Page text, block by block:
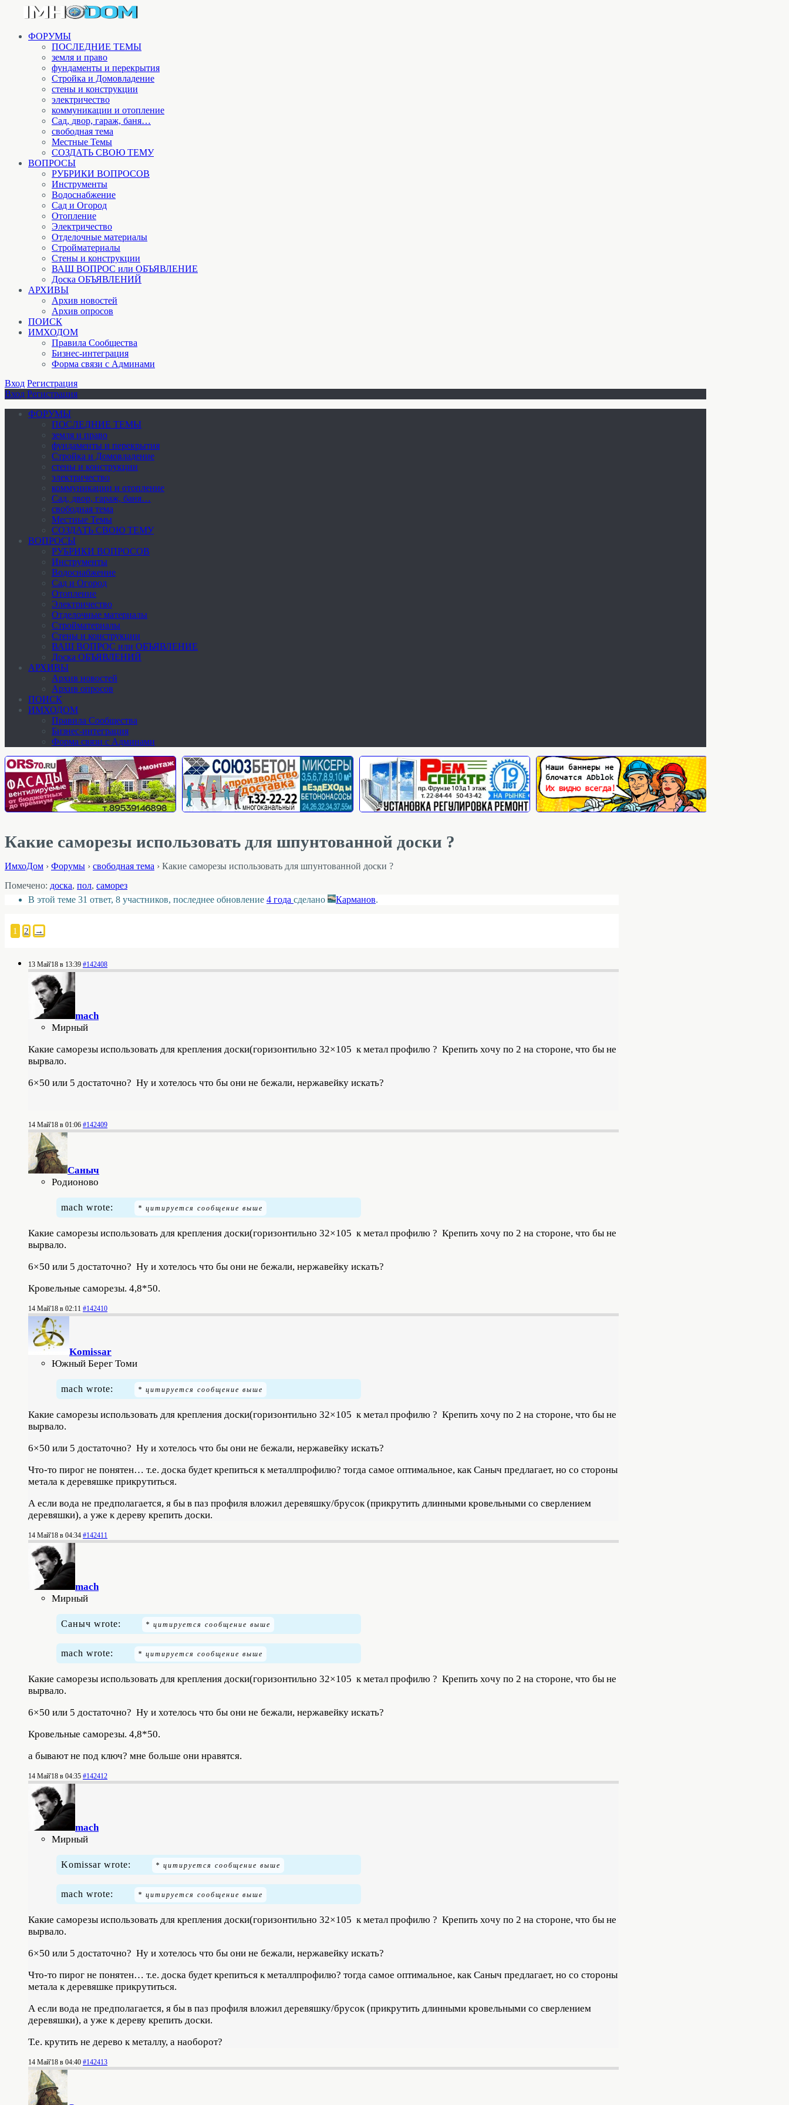
ФОРУМЫ
ПОСЛЕДНИЕ ТЕМЫ
земля и право
фундаменты и перекрытия
Стройка и Домовладение
стены и конструкции
электричество
коммуникации и отопление
Cад, двор, гараж, баня…
свободная тема
Местные Темы
СОЗДАТЬ СВОЮ ТЕМУ
ВОПРОСЫ
РУБРИКИ ВОПРОСОВ
Инструменты
Водоснабжение
Сад и Огород
Отопление
Электричество
Отделочные материалы
Стройматериалы
Стены и конструкции
ВАШ ВОПРОС или ОБЪЯВЛЕНИЕ
Доска ОБЪЯВЛЕНИЙ
АРХИВЫ
Архив новостей
Архив опросов
ПОИСК
ИМХОДОМ
Правила Сообщества
Бизнес-интеграция
Форма связи с Админами
Вход Регистрация
Вход Регистрация
ФОРУМЫ
ПОСЛЕДНИЕ ТЕМЫ
земля и право
фундаменты и перекрытия
Стройка и Домовладение
стены и конструкции
электричество
коммуникации и отопление
Cад, двор, гараж, баня…
свободная тема
Местные Темы
СОЗДАТЬ СВОЮ ТЕМУ
ВОПРОСЫ
РУБРИКИ ВОПРОСОВ
Инструменты
Водоснабжение
Сад и Огород
Отопление
Электричество
Отделочные материалы
Стройматериалы
Стены и конструкции
ВАШ ВОПРОС или ОБЪЯВЛЕНИЕ
Доска ОБЪЯВЛЕНИЙ
АРХИВЫ
Архив новостей
Архив опросов
ПОИСК
ИМХОДОМ
Правила Сообщества
Бизнес-интеграция
Форма связи с Админами
Какие саморезы использовать для шпунтованной доски ?
ИмхоДом › Форумы › свободная тема › Какие саморезы использовать для шпунтованной доски ?
Помечено: доска, пол, саморез
В этой теме 31 ответ, 8 участников, последнее обновление 4 года сделано Карманов.
1 2 →
13 Май'18 в 13:39 #142408
mach
Мирный
Какие саморезы использовать для крепления доски(горизонтильно 32×105 к метал профилю ? Крепить хочу по 2 на стороне, что бы не
вырвало.
6×50 или 5 достаточно? Ну и хотелось что бы они не бежали, нержавейку искать?
14 Май'18 в 01:06 #142409
Саныч
Родионово
mach wrote:
Какие саморезы использовать для крепления доски(горизонтильно 32×105 к метал профилю ? Крепить хочу по 2 на стороне, что бы не
вырвало.
6×50 или 5 достаточно? Ну и хотелось что бы они не бежали, нержавейку искать?
Кровельные саморезы. 4,8*50.
14 Май'18 в 02:11 #142410
Komissar
Южный Берег Томи
mach wrote:
Какие саморезы использовать для крепления доски(горизонтильно 32×105 к метал профилю ? Крепить хочу по 2 на стороне, что бы не
вырвало.
6×50 или 5 достаточно? Ну и хотелось что бы они не бежали, нержавейку искать?
Что-то пирог не понятен… т.е. доска будет крепиться к металлпрофилю? тогда самое оптимальное, как Саныч предлагает, но со стороны
метала к деревяшке прикрутиться.
А если вода не предполагается, я бы в паз профиля вложил деревяшку/брусок (прикрутить длинными кровельными со сверлением
деревяшки), а уже к дереву крепить доски.
14 Май'18 в 04:34 #142411
mach
Мирный
Саныч wrote:
mach wrote:
Какие саморезы использовать для крепления доски(горизонтильно 32×105 к метал профилю ? Крепить хочу по 2 на стороне, что бы не
вырвало.
6×50 или 5 достаточно? Ну и хотелось что бы они не бежали, нержавейку искать?
Кровельные саморезы. 4,8*50.
а бывают не под ключ? мне больше они нравятся.
14 Май'18 в 04:35 #142412
mach
Мирный
Komissar wrote:
mach wrote:
Какие саморезы использовать для крепления доски(горизонтильно 32×105 к метал профилю ? Крепить хочу по 2 на стороне, что бы не
вырвало.
6×50 или 5 достаточно? Ну и хотелось что бы они не бежали, нержавейку искать?
Что-то пирог не понятен… т.е. доска будет крепиться к металлпрофилю? тогда самое оптимальное, как Саныч предлагает, но со стороны
метала к деревяшке прикрутиться.
А если вода не предполагается, я бы в паз профиля вложил деревяшку/брусок (прикрутить длинными кровельными со сверлением
деревяшки), а уже к дереву крепить доски.
Т.е. крутить не дерево к металлу, а наоборот?
14 Май'18 в 04:40 #142413